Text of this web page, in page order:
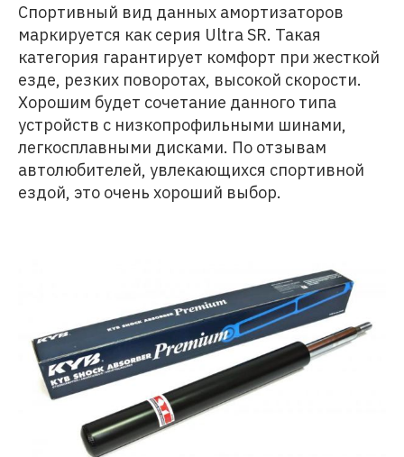
Спортивный вид данных амортизаторов
маркируется как серия Ultra SR. Такая
категория гарантирует комфорт при жесткой
езде, резких поворотах, высокой скорости.
Хорошим будет сочетание данного типа
устройств с низкопрофильными шинами,
легкосплавными дисками. По отзывам
автолюбителей, увлекающихся спортивной
ездой, это очень хороший выбор.